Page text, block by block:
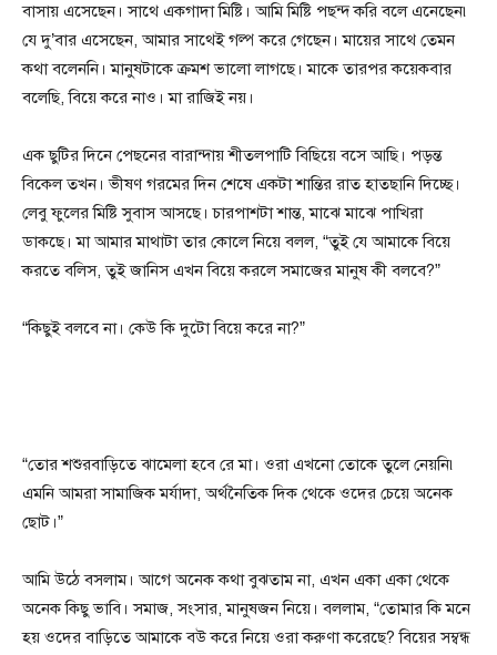
বাসায় এসেছেন। সাথে একগাদা মিষ্টি। আমি মিষ্টি পছন্দ করি বলে এনেছেন৷
যে দু’বার এসেছেন, আমার সাথেই গল্প করে গেছেন। মায়ের সাথে তেমন
কথা বলেননি। মানুষটাকে ক্রমশ ভালো লাগছে। মাকে তারপর কয়েকবার
বলেছি, বিয়ে করে নাও। মা রাজিই নয়।
এক ছুটির দিনে পেছনের বারান্দায় শীতলপাটি বিছিয়ে বসে আছি। পড়ন্ত
বিকেল তখন। ভীষণ গরমের দিন শেষে একটা শান্তির রাত হাতছানি দিচ্ছে।
লেবু ফুলের মিষ্টি সুবাস আসছে। চারপাশটা শান্ত, মাঝে মাঝে পাখিরা
ডাকছে। মা আমার মাথাটা তার কোলে নিয়ে বলল, “তুই যে আমাকে বিয়ে
করতে বলিস, তুই জানিস এখন বিয়ে করলে সমাজের মানুষ কী বলবে?”
“কিছুই বলবে না। কেউ কি দুটো বিয়ে করে না?”
“তোর শশুরবাড়িতে ঝামেলা হবে রে মা। ওরা এখনো তোকে তুলে নেয়নি৷
এমনি আমরা সামাজিক মর্যাদা, অর্থনৈতিক দিক থেকে ওদের চেয়ে অনেক
ছোট।”
আমি উঠে বসলাম। আগে অনেক কথা বুঝতাম না, এখন একা একা থেকে
অনেক কিছু ভাবি। সমাজ, সংসার, মানুষজন নিয়ে। বললাম, “তোমার কি মনে
হয় ওদের বাড়িতে আমাকে বউ করে নিয়ে ওরা করুণা করেছে? বিয়ের সম্বন্ধ